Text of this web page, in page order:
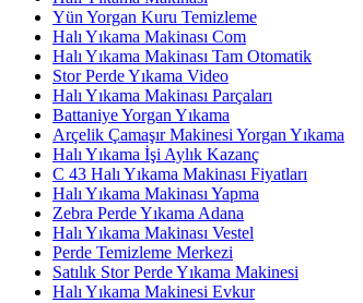
Yün Yorgan Kuru Temizleme
Halı Yıkama Makinası Com
Halı Yıkama Makinası Tam Otomatik
Stor Perde Yıkama Video
Halı Yıkama Makinası Parçaları
Battaniye Yorgan Yıkama
Arçelik Çamaşır Makinesi Yorgan Yıkama
Halı Yıkama İşi Aylık Kazanç
C 43 Halı Yıkama Makinası Fiyatları
Halı Yıkama Makinası Yapma
Zebra Perde Yıkama Adana
Halı Yıkama Makinası Vestel
Perde Temizleme Merkezi
Satılık Stor Perde Yıkama Makinesi
Halı Yıkama Makinesi Evkur